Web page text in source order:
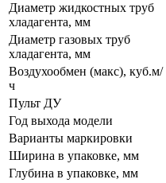
Диаметр жидкостных труб
хладагента, мм
Диаметр газовых труб
хладагента, мм
Воздухообмен (макс), куб.м/
ч
Пульт ДУ
Год выхода модели
Варианты маркировки
Ширина в упаковке, мм
Глубина в упаковке, мм